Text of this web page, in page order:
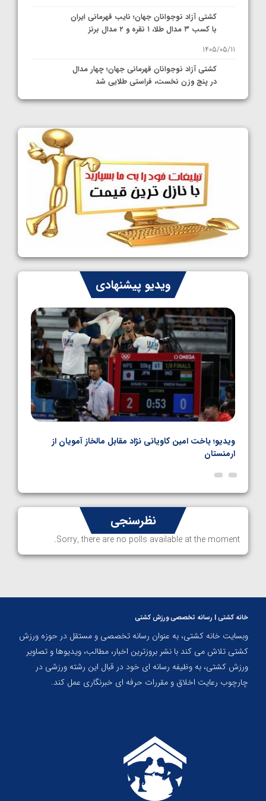
کشتی آزاد نوجوانان جهان؛ نایب قهرمانی ایران
با کسب ۳ مدال طلا، ۱ نقره و ۲ مدال برنز
1405/05/11
کشتی آزاد نوجوانان قهرمانی جهان؛ چهار مدال
در پنج وزن نخست، فراستی طلایی شد
1405/05/11
کشتی آزاد نوجوانان جهان؛ رقبای نمایندگان
ایران مشخص شدند
1405/05/08
کشتی فرنگی نوجوانان جهان؛ سکوی تیمی
سوم برای ایران
1405/05/07
ایران چشم به راه چهار مدال در پنج وزن دوم
کشتی فرنگی نوجوانان جهان
1405/05/06
ویدیو پیشنهادی
امین کاویانی نژاد مقابل مالخاز آمویان از
ویدیو؛ صعود حسن
نظرسنجی
Sorry, there are no polls available at the moment.
خانه کشتی | رسانه تخصصی ورزش کشتی
وبسایت خانه کشتی، به عنوان رسانه تخصصی و مستقل در حوزه ورزش
کشتی تلاش می کند با نشر بروزترین اخبار، مطالب، ویدیوها و تصاویر
ورزش کشتی، به وظیفه رسانه ای خود در قبال این رشته ورزشی در
چارچوب رعایت اخلاق و مقررات حرفه ای خبرنگاری عمل کند.